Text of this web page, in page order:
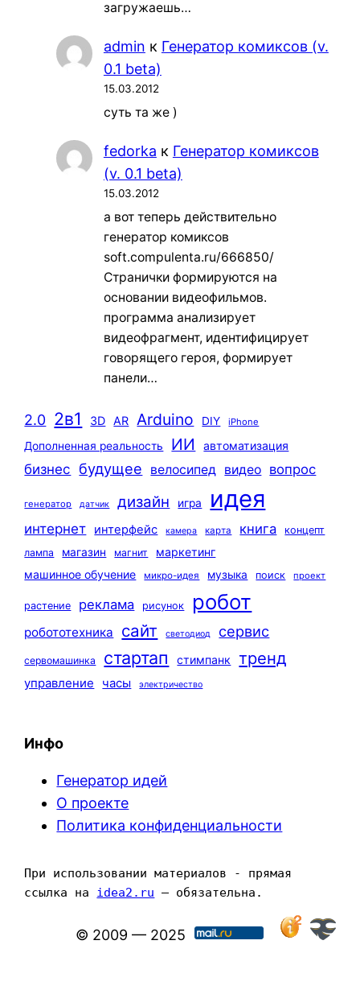
загружаешь…
admin к Генератор комиксов (v.
0.1 beta)
15.03.2012
суть та же )
fedorka к Генератор комиксов
(v. 0.1 beta)
15.03.2012
а вот теперь действительно
генератор комиксов
soft.compulenta.ru/666850/
Странички формируются на
основании видеофильмов.
программа анализирует
видеофрагмент, идентифицирует
говорящего героя, формирует
панели…
2.0 2в1 3D AR Arduino DIY iPhone
Дополненная реальность ИИ автоматизация
бизнес будущее велосипед видео вопрос
генератор датчик дизайн игра идея
интернет интерфейс камера карта книга
концепт
лампа
магазин магнит
маркетинг
машинное обучение
микро-идея музыка поиск проект
растение реклама рисунок робот
робототехника сайт светодиод сервис
сервомашинка стартап стимпанк тренд
управление часы электричество
Инфо
Генератор идей
О проекте
Политика конфиденциальности
При использовании материалов - прямая
ссылка на idea2.ru — обязательна.
© 2009 — 2025